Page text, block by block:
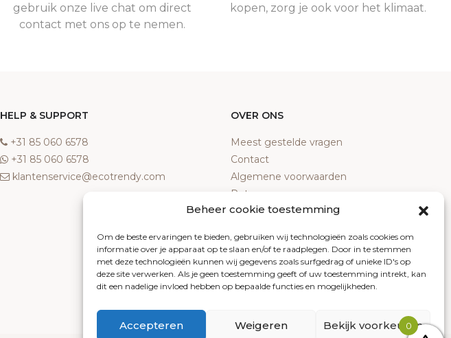
Beheer cookie toestemming
Om de beste ervaringen te bieden, gebruiken wij technologieën zoals cookies om
informatie over je apparaat op te slaan en/of te raadplegen. Door in te stemmen
met deze technologieën kunnen wij gegevens zoals surfgedrag of unieke ID's op
deze site verwerken. Als je geen toestemming geeft of uw toestemming intrekt, kan
dit een nadelige invloed hebben op bepaalde functies en mogelijkheden.
Accepteren Weigeren Bekijk voorkeuren
gebruik onze live chat om direct
contact met ons op te nemen.
kopen, zorg je ook voor het klimaat.
HELP & SUPPORT
‎+31 85 060 6578
‎+31 85 060 6578
klantenservice@ecotrendy.com
OVER ONS
Meest gestelde vragen
Contact
Algemene voorwaarden
Retourneren
Klachten
Cookiebeleid
0